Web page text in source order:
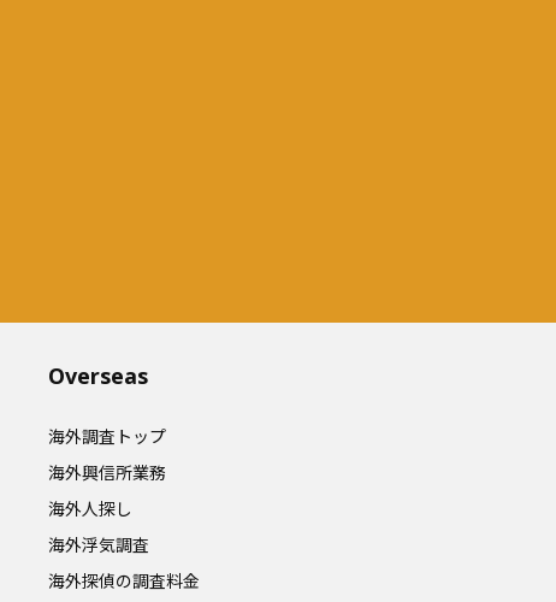
Overseas​
海外調査トップ
海外興信所業務
海外人探し
海外浮気調査
海外探偵の調査料金